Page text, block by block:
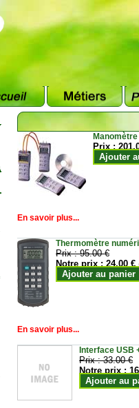
Prix :
Ajouter
En savoir plus...
Thermomètre
Prix :95.00 €
Notre prix :24.00 €
Ajouter au panier
En savoir plus...
Interface USB
Prix :33.00 €
Notre prix :
Ajouter au